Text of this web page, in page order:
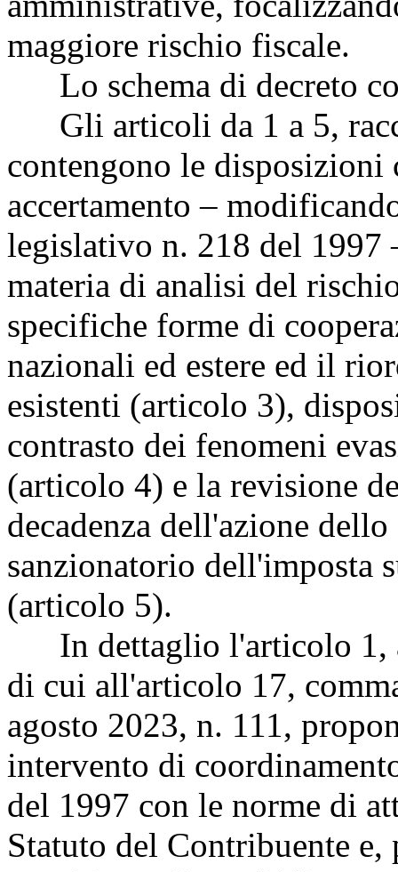
maggiore rischio fiscale.
Lo schema di decreto
Gli articoli da 1 a 5,
contengono le
accertamento –
legislativo n. 218 del
materia di analisi del
specifiche forme di
nazionali ed estere ed il
esistenti (articolo 3),
contrasto dei fenomeni
(articolo 4) e la revisione
decadenza dell'azione
sanzionatorio dell'imposta
(articolo 5).
In dettaglio l'articolo 1,
di cui all'articolo 17,
agosto 2023, n. 111,
intervento di
del 1997 con le norme di
Statuto del Contribuente